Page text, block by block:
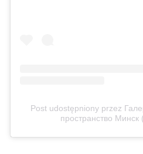
Post udostępniony przez
пространство Минск